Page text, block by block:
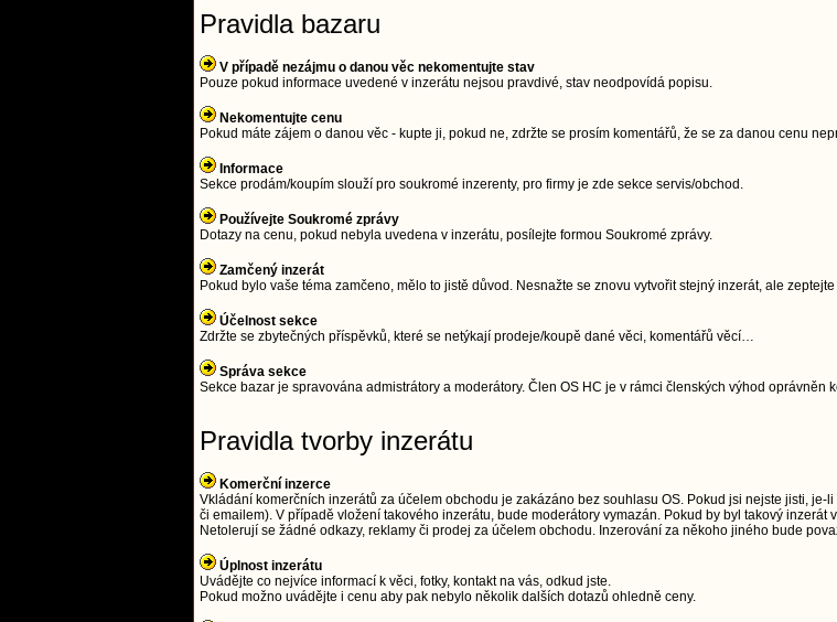
Pravidla bazaru
V případě nezájmu o danou věc nekomentujte stav
Pouze pokud informace uvedené v inzerátu nejsou pravdivé, stav neodpovídá popisu.
Nekomentujte cenu
Pokud máte zájem o danou věc - kupte ji, pokud ne, zdržte se prosím komentářů, že se za danou cenu
Informace
Sekce prodám/koupím slouží pro soukromé inzerenty, pro firmy je zde sekce servis/obchod.
Používejte Soukromé zprávy
Dotazy na cenu, pokud nebyla uvedena v inzerátu, posílejte formou Soukromé zprávy.
Zamčený inzerát
Pokud bylo vaše téma zamčeno, mělo to jistě důvod. Nesnažte se znovu vytvořit stejný inzerát, ale
Účelnost sekce
Zdržte se zbytečných příspěvků, které se netýkají prodeje/koupě dané věci, komentářů věcí…
Správa sekce
Sekce bazar je spravována admistrátory a moderátory. Člen OS HC je v rámci členských výhod oprávněn
Pravidla tvorby inzerátu
Komerční inzerce
Vkládání komerčních inzerátů za účelem obchodu je zakázáno bez souhlasu OS. Pokud jsi nejste jisti,
či emailem). V případě vložení takového inzerátu, bude moderátory vymazán. Pokud by byl takový
Netolerují se žádné odkazy, reklamy či prodej za účelem obchodu. Inzerování za někoho jiného bude
Úplnost inzerátu
Uvádějte co nejvíce informací k věci, fotky, kontakt na vás, odkud jste.
Pokud možno uvádějte i cenu aby pak nebylo několik dalších dotazů ohledně ceny.